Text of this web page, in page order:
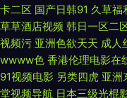
精品一区二区 久久微拍福
交片青青草原 91丝足网页
片无码一区日韩 老司机福利
卡二区 国产日韩91 久草福
草草酒店视频 韩日一区二
视频污 亚洲色欲天天 成人
wwww色 香港伦理电影在
91视频电影 另类四虎 亚洲
堂视频导航 日本三级光棍